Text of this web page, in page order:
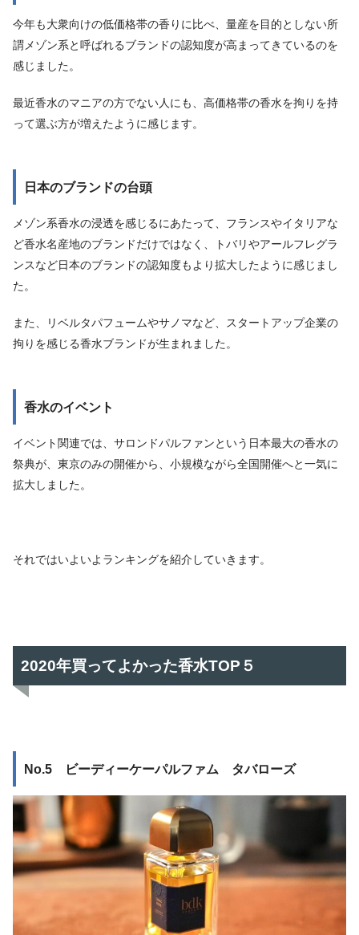
今年も大衆向けの低価格帯の香りに比べ、量産を目的としない所
謂メゾン系と呼ばれるブランドの認知度が高まってきているのを
感じました。
最近香水のマニアの方でない人にも、高価格帯の香水を拘りを持
って選ぶ方が増えたように感じます。
日本のブランドの台頭
メゾン系香水の浸透を感じるにあたって、フランスやイタリアな
ど香水名産地のブランドだけではなく、トバリやアールフレグラ
ンスなど日本のブランドの認知度もより拡大したように感じまし
た。
また、リベルタパフュームやサノマなど、スタートアップ企業の
拘りを感じる香水ブランドが生まれました。
香水のイベント
イベント関連では、サロンドパルファンという日本最大の香水の
祭典が、東京のみの開催から、小規模ながら全国開催へと一気に
拡大しました。
それではいよいよランキングを紹介していきます。
2020年買ってよかった香水TOP５
No.5 ビーディーケーパルファム タバローズ